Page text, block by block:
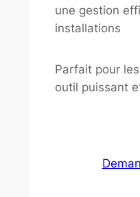
une gestion
installations
Parfait pour
outil puissant